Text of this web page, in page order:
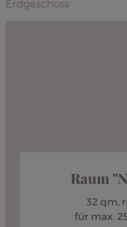
Erdgeschoss
Raum
32 qm,
für max.